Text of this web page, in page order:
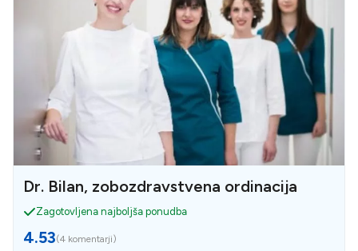
Dr. Bilan, zobozdravstvena ordinacija
Zagotovljena najboljša ponudba
4.53(4 komentarji)